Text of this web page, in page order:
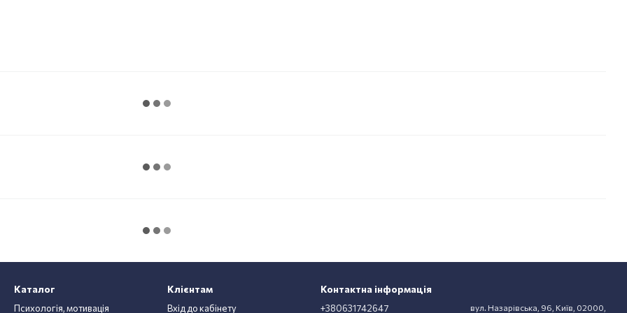
Каталог
Психологія, мотивація
Клієнтам
Вхід до кабінету
Контактна інформація
+380631742647 вул. Назарівська, 96, Київ, 02000,